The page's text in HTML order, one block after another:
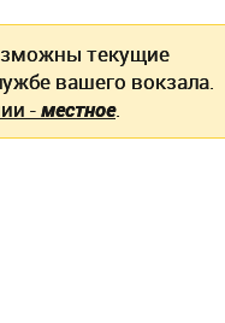
текущие
вашего вокзала.
-местное.